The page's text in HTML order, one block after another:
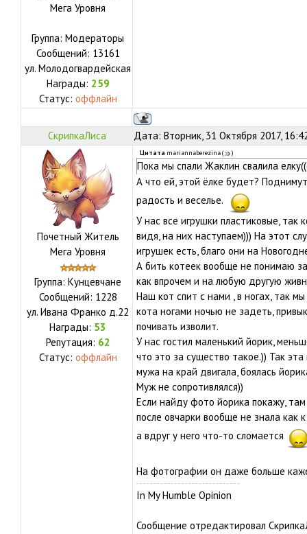
Мега Уровня
Группа: Модераторы
Сообщений: 13161
ул. Молодогвардейская
Награды: 259
Статус: оффлайн
СкрипкаЛиса Дата: Вторник, 31 Октября 2017,
Почетный Житель
Мега Уровня
Группа: Кунцевчане
Сообщений: 1228
ул. Ивана Франко д.22
Награды: 53
Репутация: 62
Статус: оффлайн
Цитата mariannaberezina( )
Пока мы спали Жаклин свалила
А что ей, этой ёлке будет?
радость и веселье.
У нас все игрушки пластиковые, так
видя, на них наступаем))) На этот
игрушек есть, благо они на
А бить котеек вообще не понимаю
как впрочем и на любую другую
Наш кот спит с нами , в ногах, так
кота ногами ночью не задеть,
почивать изволит.
У нас гостил маленький йорик,
что это за существо такое.)) Так
мужа на край двигала, боялась
Муж не сопротивлялся))
Если найду фото йорика покажу,
после овчарки вообще не знала как
а вдруг у него что-то сломается
На фотографии он даже больше
In My Humble Opinion
Сообщение отредактировал